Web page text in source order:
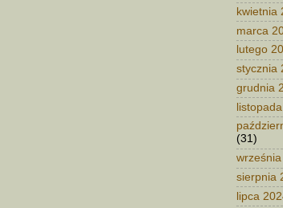
kwietnia
marca
lutego
stycznia
grudnia
(31)
sierpnia
lipca